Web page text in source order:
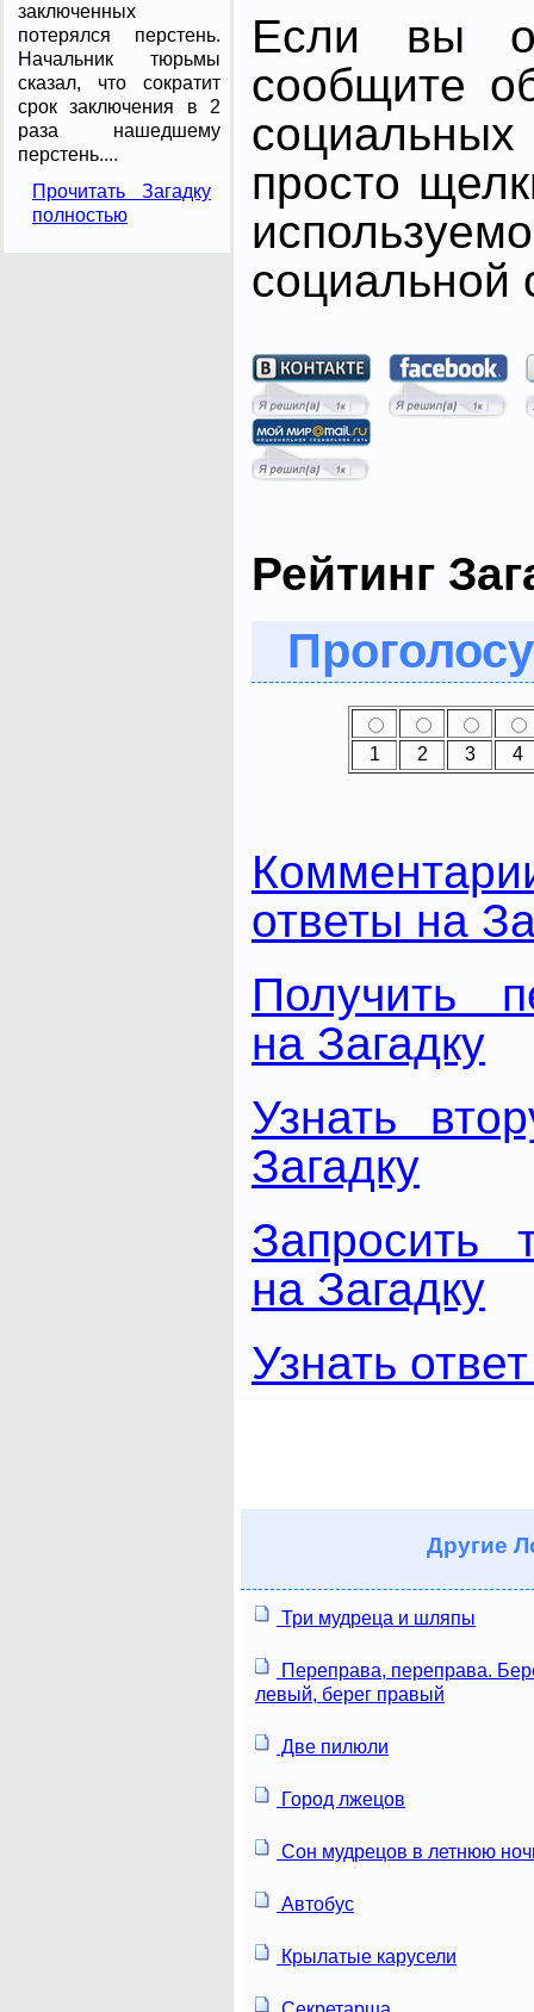
заключенных
потерялся перстень.
Начальник тюрьмы
сказал, что сократит
срок заключения в 2
раза нашедшему
перстень....
Прочитать Загадку
полностью
Если вы
сообщите
просто
социальной
Рейтинг
1 2 3 4
ответы на
Получить
на Загадку
Узнать
Загадку
Запросить
на Загадку
Узнать
Другие
Три мудреца и шляпы
Переправа, переправа.
левый, берег правый
Две пилюли
Город лжецов
Сон мудрецов в летнюю
Автобус
Крылатые карусели